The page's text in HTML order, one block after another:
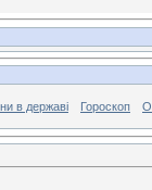
в державі Гороскоп